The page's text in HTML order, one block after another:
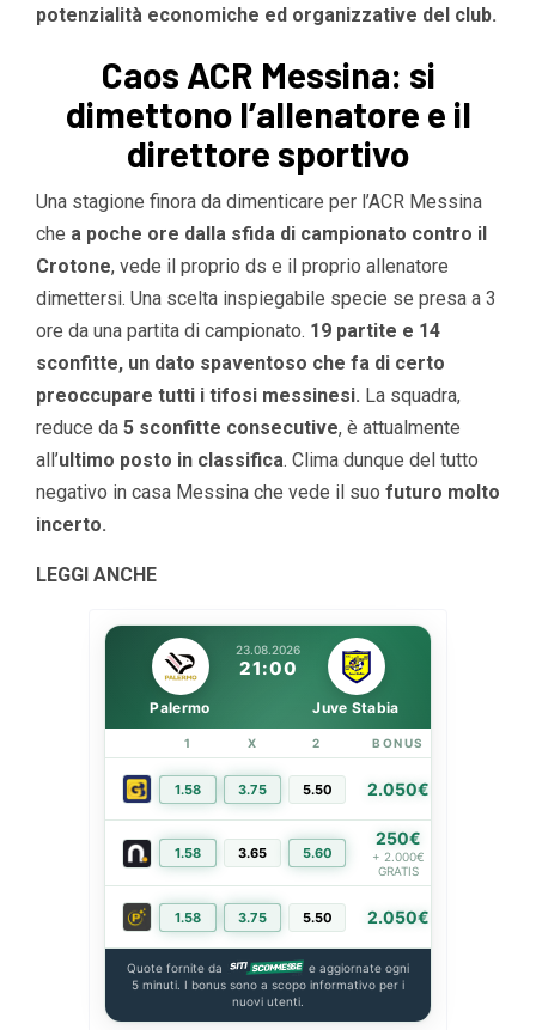
potenzialità economiche ed organizzative del club.
Caos ACR Messina: si
dimettono l’allenatore e il
direttore sportivo
Una stagione finora da dimenticare per l’ACR Messina
che a poche ore dalla sfida di campionato contro il
Crotone, vede il proprio ds e il proprio allenatore
dimettersi. Una scelta inspiegabile specie se presa a 3
ore da una partita di campionato. 19 partite e 14
sconfitte, un dato spaventoso che fa di certo
preoccupare tutti i tifosi messinesi. La squadra,
reduce da 5 sconfitte consecutive, è attualmente
all’ultimo posto in classifica. Clima dunque del tutto
negativo in casa Messina che vede il suo futuro molto
incerto.
LEGGI ANCHE
23.08.2026
21:00
Palermo Juve Stabia
1 X 2 BONUS
1.58 3.75 5.50 2.050€
1.58 3.65 5.60
250€
+ 2.000€
GRATIS
1.58 3.75 5.50 2.050€
Quote fornite da
e aggiornate ogni
5 minuti. I bonus sono a scopo informativo per i
nuovi utenti.